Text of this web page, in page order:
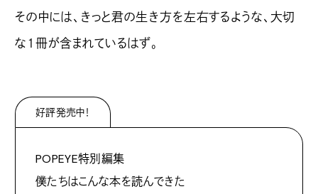
その中には、きっと君の生き方を左右するような、大切
な１冊が含まれているはず。
好評発売中！
POPEYE特別編集
僕たちはこんな本を読んできた